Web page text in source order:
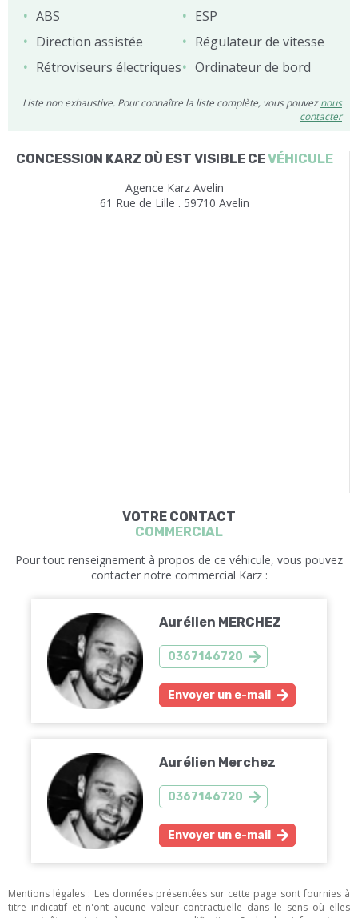
ABS
ESP
Direction assistée
Régulateur de vitesse
Rétroviseurs électriques
Ordinateur de bord
Liste non exhaustive. Pour connaître la liste complète, vous pouveznous
contacter
CONCESSION KARZ OÙ EST VISIBLE CEVÉHICULE
Agence Karz Avelin
61 Rue de Lille . 59710 Avelin
VOTRE CONTACT
COMMERCIAL
Pour tout renseignement à propos de ce véhicule, vous pouvez
contacter notre commercial Karz :
Aurélien MERCHEZ
0367146720
Envoyer un e-mail
Aurélien Merchez
0367146720
Envoyer un e-mail
Mentions légales : Les données présentées sur cette page sont fournies à
titre indicatif et n'ont aucune valeur contractuelle dans le sens où elles